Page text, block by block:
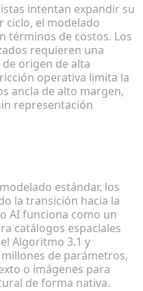
intentan expandir su
ciclo, el modelado
términos de costos. Los
requieren una
origen de alta
operativa limita la
ancla de alto margen,
representación
estándar, los
la transición hacia la
AI funciona como un
catálogos espaciales
Algoritmo 3.1 y
de parámetros,
o imágenes para
de forma nativa.